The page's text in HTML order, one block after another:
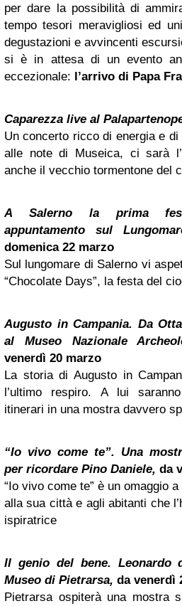
per dare la possibilità di
tempo tesori meravigliosi ed
degustazioni e avvincenti
si è in attesa di un evento
eccezionale: l’arrivo di Papa
Caparezza live al
Un concerto ricco di energia e
alle note di Museica, ci sarà
anche il vecchio tormentone del
A Salerno la prima
appuntamento sul
domenica 22 marzo
Sul lungomare di Salerno vi
“Chocolate Days”, la festa del
Augusto in Campania. Da
al Museo Nazionale
venerdì 20 marzo
La storia di Augusto in
l’ultimo respiro. A lui
itinerari in una mostra davvero
“Io vivo come te”. Una
per ricordare Pino Daniele, da
“Io vivo come te” è un omaggio
alla sua città e agli abitanti che
ispiratrice
Il genio del bene. Leonardo
Museo di Pietrarsa, da venerdì
Pietrarsa ospiterà una mostra